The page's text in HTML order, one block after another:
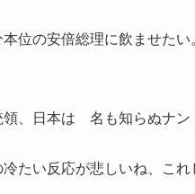
位の安倍総理に飲ませたい
、日本は 名も知らぬナン
たい反応が悲しいね、これ